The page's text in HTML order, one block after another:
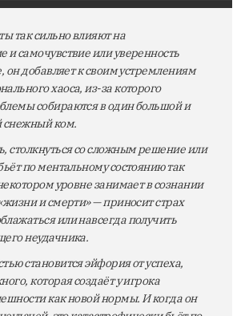
так сильно влияют на
и самочувствие или уверенность
он добавляет к своим устремлениям
хаоса, из-за которого
собираются в один большой и
снежный ком.
столкнуться со сложным решение или
по ментальному состоянию так
уровне занимает в сознании
и смерти» — приносит страх
или навсегда получить
неудачника.
становится эйфория от успеха,
которая создаёт у игрока
как новой нормы. И когда он